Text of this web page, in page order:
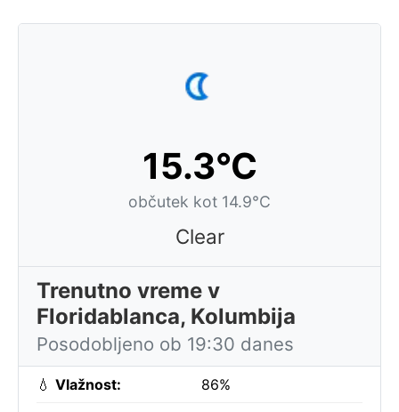
15.3°C
občutek kot 14.9°C
Clear
Trenutno vreme v
Floridablanca, Kolumbija
Posodobljeno ob 19:30 danes
💧 Vlažnost: 86%